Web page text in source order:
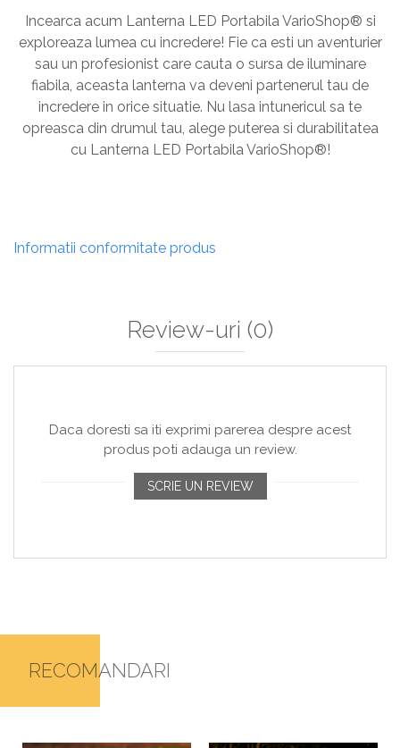
Incearca acum Lanterna LED Portabila VarioShop® si
exploreaza lumea cu incredere! Fie ca esti un aventurier
sau un profesionist care cauta o sursa de iluminare
fiabila, aceasta lanterna va deveni partenerul tau de
incredere in orice situatie. Nu lasa intunericul sa te
opreasca din drumul tau, alege puterea si durabilitatea
cu Lanterna LED Portabila VarioShop®!
Informatii conformitate produs
Review-uri (0)
Daca doresti sa iti exprimi parerea despre acest
produs poti adauga un review.
SCRIE UN REVIEW
RECOMANDARI